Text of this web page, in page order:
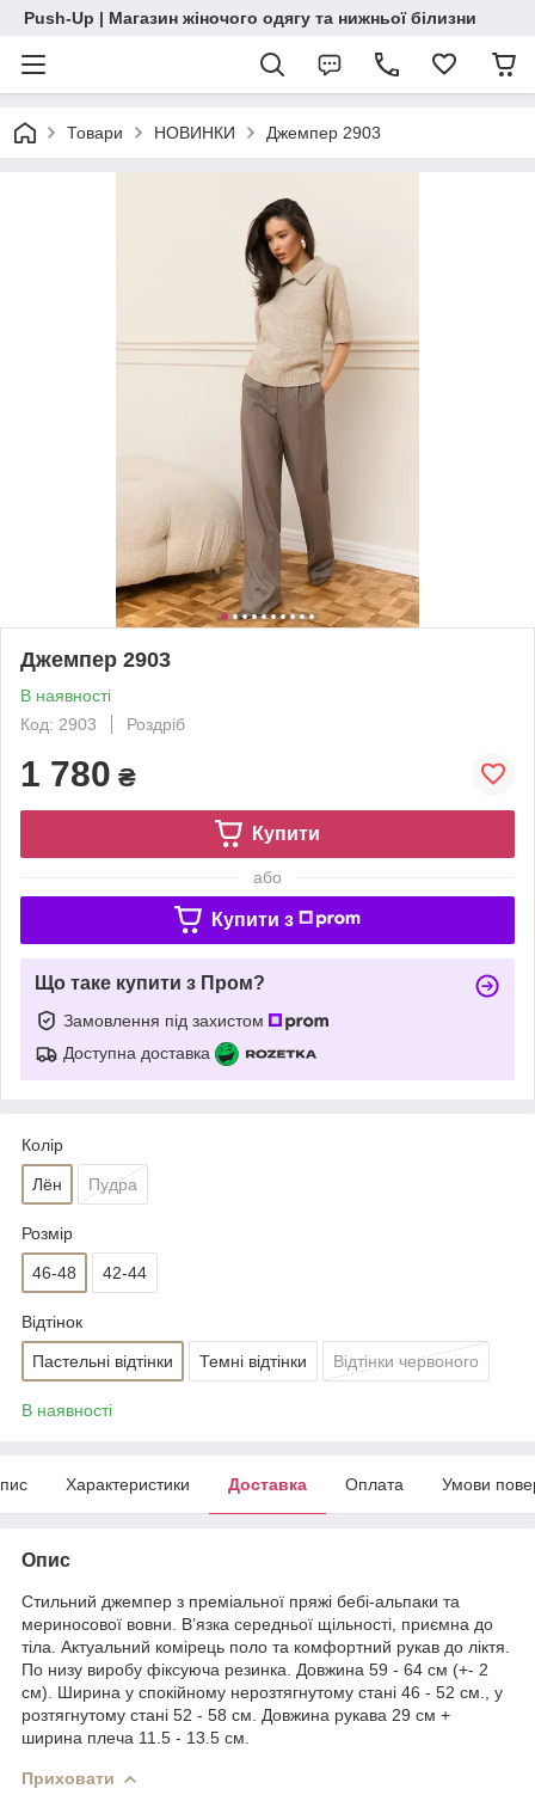
Push-Up | Магазин жіночого одягу та нижньої білизни
Товари НОВИНКИ Джемпер 2903
Джемпер 2903
В наявності
Код: 2903
Роздріб
1 780 ₴
Купити
або
Купити з
Що таке купити з Пром?
Замовлення під захистом
Доступна доставка
Колір
Лён Пудра
Розмір
46-48 42-44
Відтінок
Пастельні відтінки Темні відтінки Відтінки червоного
В наявності
Характеристики Доставка Оплата Умови
Опис
Стильний джемпер з преміальної пряжі бебі-альпаки та
мериносової вовни. В’язка середньої щільності, приємна до
тіла. Актуальний комірець поло та комфортний рукав до ліктя.
По низу виробу фіксуюча резинка. Довжина 59 - 64 см (+- 2
см). Ширина у спокійному нерозтягнутому стані 46 - 52 см., у
розтягнутому стані 52 - 58 см. Довжина рукава 29 см +
ширина плеча 11.5 - 13.5 см.
Приховати